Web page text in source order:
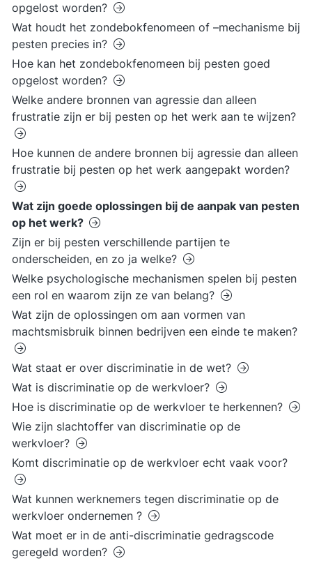
opgelost worden?
Wat houdt het zondebokfenomeen of –mechanisme bij
pesten precies in?
Hoe kan het zondebokfenomeen bij pesten goed
opgelost worden?
Welke andere bronnen van agressie dan alleen
frustratie zijn er bij pesten op het werk aan te wijzen?
Hoe kunnen de andere bronnen bij agressie dan alleen
frustratie bij pesten op het werk aangepakt worden?
Wat zijn goede oplossingen bij de aanpak van pesten
op het werk?
Zijn er bij pesten verschillende partijen te
onderscheiden, en zo ja welke?
Welke psychologische mechanismen spelen bij pesten
een rol en waarom zijn ze van belang?
Wat zijn de oplossingen om aan vormen van
machtsmisbruik binnen bedrijven een einde te maken?
Wat staat er over discriminatie in de wet?
Wat is discriminatie op de werkvloer?
Hoe is discriminatie op de werkvloer te herkennen?
Wie zijn slachtoffer van discriminatie op de
werkvloer?
Komt discriminatie op de werkvloer echt vaak voor?
Wat kunnen werknemers tegen discriminatie op de
werkvloer ondernemen ?
Wat moet er in de anti-discriminatie gedragscode
geregeld worden?